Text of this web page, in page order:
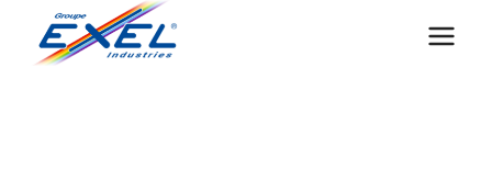
contenu